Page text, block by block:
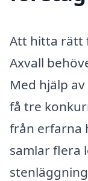
Att hitta rätt
Axvall
Med hjälp
få tre
från erfarna
samlar flera